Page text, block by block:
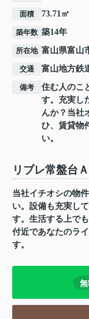
面積 73.71㎡
築年数 築14年
所在地 富山県富山
交通 富山地方鉄
備考
住む人のこ
す。充実し
んか？当社
ひ、賃貸物
い。
リブレ常盤台
当社イチオシの物
い。設備も充実し
す。生活する上で
付近であなたのラ
す。